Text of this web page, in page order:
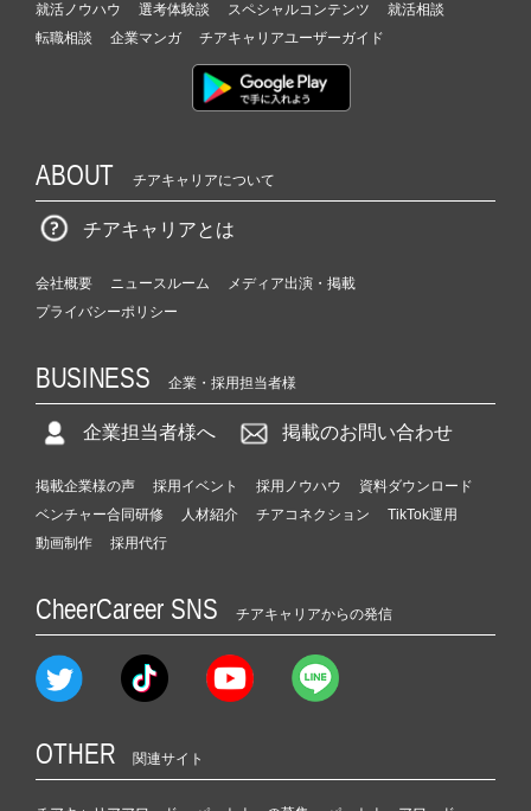
就活ノウハウ 選考体験談 スペシャルコンテンツ
就活相談
転職相談
企業マンガ チアキャリアユーザーガイド
ABOUT チアキャリアについて
チアキャリアとは
会社概要 ニュースルーム
メディア出演・掲載
プライバシーポリシー
BUSINESS 企業・採用担当者様
企業担当者様へ 掲載のお問い合わせ
掲載企業様の声 採用イベント 採用ノウハウ
資料ダウンロード
ベンチャー合同研修
人材紹介 チアコネクション
TikTok運用
動画制作
採用代行
CheerCareer SNS チアキャリアからの発信
OTHER 関連サイト